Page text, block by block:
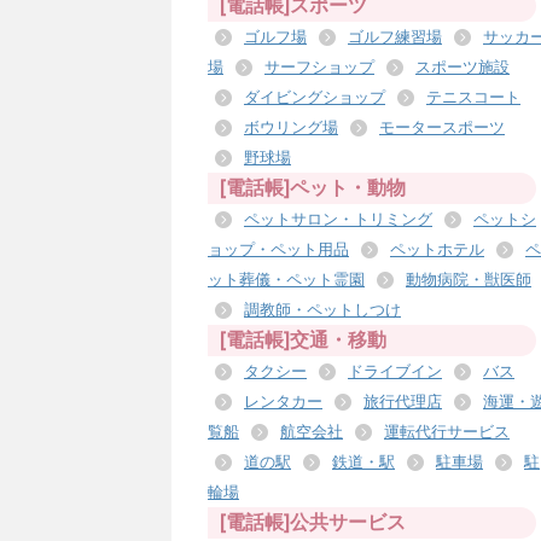
[電話帳]スポーツ
ゴルフ場 ゴルフ練習場
サッカ
場
サーフショップ
スポーツ施設
ダイビングショップ
テニスコート
ボウリング場
モータースポーツ
野球場
[電話帳]ペット・動物
ペットサロン・トリミング
ペットシ
ョップ・ペット用品
ペットホテル
ペ
ット葬儀・ペット霊園
動物病院・獣医師
調教師・ペットしつけ
[電話帳]交通・移動
タクシー ドライブイン
バス
レンタカー
旅行代理店
海運・
覧船
航空会社
運転代行サービス
道の駅
鉄道・駅 駐車場
駐
輪場
[電話帳]公共サービス